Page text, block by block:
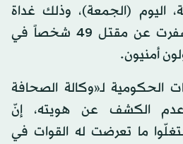
اليوم (الجمعة)، وذلك غداة
هجمات ضد الأخيرة أسفرت عن مقتل 49 شخصاً في
أمنيون.
الحكومية لـ«وكالة الصحافة
عدم الكشف عن هويته، إنّ
ما تعرضت له القوات في